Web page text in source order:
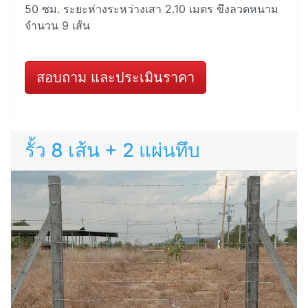
50 ซม. ระยะห่างระหว่างเสา 2.10 เมตร ขึงลวดหนาม
จำนวน 9 เส้น
สอบถาม และประเมินราคา
รั้ว 8 เส้น + 2 แผ่นทึบ